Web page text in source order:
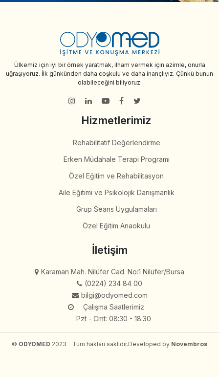
Ülkemiz için iyi bir örnek yaratmak, ilham vermek için azimle, onurla
uğraşıyoruz. İlk günkünden daha coşkulu ve daha inançlıyız. Çünkü bunun
olabileceğini biliyoruz.
Hizmetlerimiz
Rehabilitatif Değerlendirme
Erken Müdahale Terapi Programı
Özel Eğitim ve Rehabilitasyon
Aile Eğitimi ve Psikolojik Danışmanlık
Grup Seans Uygulamaları
Özel Eğitim Anaokulu
İletişim
Karaman Mah. Nilüfer Cad. No:1 Nilüfer/Bursa
(0224) 234 84 00
bilgi@odyomed.com
Çalışma Saatlerimiz
Pzt - Cmt: 08:30 - 18:30
© ODYOMED 2023 - Tüm hakları saklıdır.Developed by Novembros